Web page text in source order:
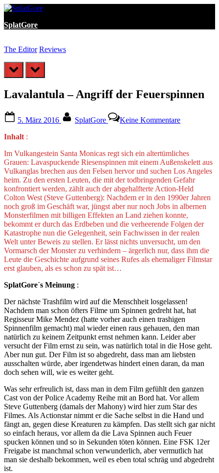
Skip
content
SplatGore
The Editor Reviews
prev next
Lavalantula – Angriff der Feuerspinnen
on
5. März 2016 SplatGore Keine KommentareLavalantula
der
Inhalt :
Im Vulkangestein Santa Monicas regt sich ein altertümliches
Grauen: Lavaspuckende Riesenspinnen mit einem Außenskelett aus
Vulkanglas brechen aus den Felsen hervor und suchen Los Angeles
heim. Zu den ersten Leuten, die mit der todbringenden Gefahr
konfrontiert werden, zählt auch der abgehalfterte Action-Held
Colton West (Steve Guttenberg): Nachdem er in den 1990er Jahren
noch groß im Geschäft war, jüngst aber nur noch Jobs in albernen
Monsterfilmen mit billigen Effekten an Land ziehen konnte,
bekommt er durch das Erdbeben und die verheerende Folgen der
Katastrophe nun die Gelegenheit, sein Fachwissen in der realen
Welt unter Beweis zu stellen. Er lässt nichts unversucht, um den
Vormarsch der Monster zu verhindern – ärgerlich nur, dass ihm die
Leute die Geschichte aufgrund seines Rufes als ehemaliger Filmstar
erst glauben, als es schon zu spät ist…
SplatGore´s Meinung :
Der nächste Trashfilm wird auf die Menschheit losgelassen!
Nachdem man schon öfters Filme um Spinnen gedreht hat, hat
Regisseur Mike Mendez (hatte vorher auch einen trashigen
Spinnenfilm gemacht) mal wieder einen raus gehauen, den man
natürlich zu keinem Zeitpunkt ernst nehmen kann. Leider aber
versucht der Film ernst zu sein, was natürlich total in die Hose geht.
Aber nun gut. Der Film ist so abgedreht, dass man am liebsten
ausschalten würde, aber irgendetwas hindert einen daran, da man
doch sehen will, wie es weiter geht.
Was sehr erfreulich ist, dass man in dem Film gefühlt den ganzen
Cast von der Police Academy Reihe mit an Bord hat. Vor allem
Steve Guttenberg (damals der Mahony) wird hier zum Star des
Filmes. Als Actionstar nimmt er die Sache selbst in die Hand und
fängt an, gegen diese Kreaturen zu kämpfen. Das stellt sich gar nicht
so einfach heraus, vor allem da die Lava Spinnen auch Feuer
spucken können und so in Sekunden töten können. Eine FSK 12er
Freigabe ist manchmal schon verwunderlich, aber vermutlich hat
man sie deshalb bekommen, weil es eben total schräg und abgedreht
ist.